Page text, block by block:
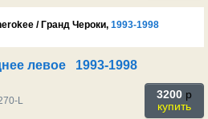
/ Гранд Чероки, 1993-1998
левое 1993-1998
L
3200 p
купить